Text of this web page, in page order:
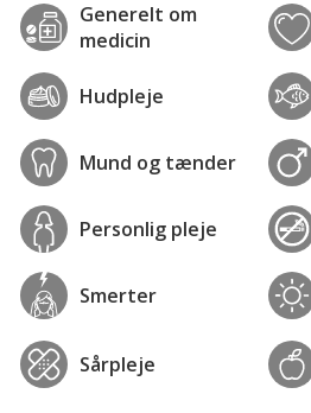
Generelt om
medicin
Hudpleje
Mund og tænder
Personlig pleje
Smerter
Sårpleje